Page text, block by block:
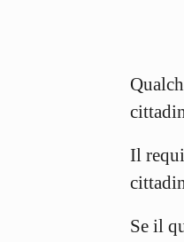
Il
Se il